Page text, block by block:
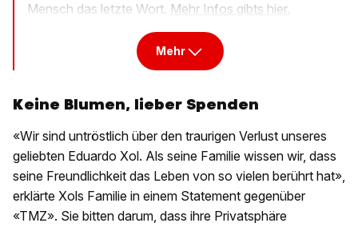
Mensch das letzte Wort. Mehr Infos gibts hier.
Mehr
Keine Blumen, lieber Spenden
«Wir sind untröstlich über den traurigen Verlust unseres
geliebten Eduardo Xol. Als seine Familie wissen wir, dass
seine Freundlichkeit das Leben von so vielen berührt hat»,
erklärte Xols Familie in einem Statement gegenüber
«TMZ». Sie bitten darum, dass ihre Privatsphäre